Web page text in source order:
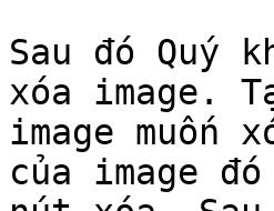
Sau đó Quý
xóa image.
image
của image